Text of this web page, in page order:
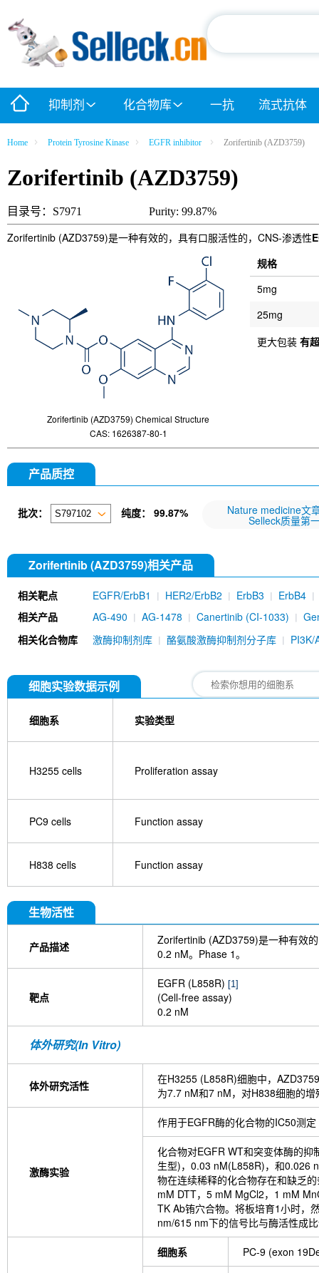
抑制剂 化合物库 一抗 流式抗体
Home Protein Tyrosine Kinase EGFR inhibitor Zorifertinib (AZD3759)
Zorifertinib (AZD3759)
目录号：S7971 Purity: 99.87%
Zorifertinib (AZD3759)是一种有效的，具有口服活性的，CNS-渗透性
Zorifertinib (AZD3759) Chemical Structure
CAS: 1626387-80-1
规格
5mg
25mg
更大包装 有
产品质控
批次： 纯度： 99.87% Nature medicine文
Selleck质量第
Zorifertinib (AZD3759)相关产品
相关靶点 EGFR/ErbB1 HER2/ErbB2 ErbB3
ErbB4
相关产品
AG-490 AG-1478 Canertinib (CI-1033)
AST-1306
Lazertinib (YH25448)
Varlitinib
(TAS6417)
Daphnetin
Almonertinib (HS-
Avitinib (Abivertinib)
Furmonertinib Mesylate
WZ3146
Tyrphostin 9 CNX-2006
TQB3804
相关化合物库 激酶抑制剂库 酪氨酸激酶抑制剂分子库 PI3K/
细胞实验数据示例
细胞系 实验类型
H3255 cells Proliferation assay
PC9 cells Function assay
H838 cells Function assay
生物活性
产品描述
Zorifertinib (AZD3759)是一种有效
0.2 nM。Phase 1。
靶点
EGFR (L858R) [1]
(Cell-free assay)
0.2 nM
体外研究(In Vitro)
体外研究活性
在H3255 (L858R)细胞中，
为7.7 nM和7 nM，对H838细胞的增
激酶实验
作用于EGFR酶的化合物的IC50测定
化合物对EGFR WT和突变体酶的
生型)，0.03 nM(L858R)，和0.026
物在连续稀释的化合物存在和缺乏
mM DTT，5 mM MgCl2，1 mM
TK Ab铕穴合物。将板培育1小时，
nm/615 nm下的信号比与酶活性成
细胞系 PC-9 (exon